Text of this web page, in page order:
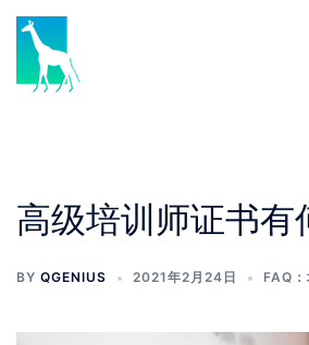
Skip
content
高级培训师证书有
BY QGENIUS 2021年2月24日 FAQ